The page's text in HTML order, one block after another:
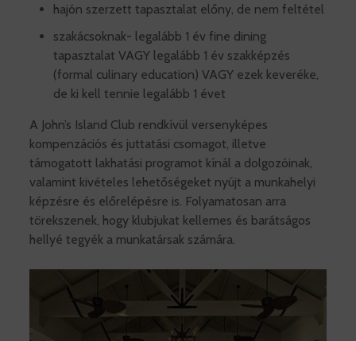
hajón szerzett tapasztalat előny, de nem feltétel
szakácsoknak- legalább 1 év fine dining
tapasztalat VAGY legalább 1 év szakképzés
(formal culinary education) VAGY ezek keveréke,
de ki kell tennie legalább 1 évet
A John’s Island Club rendkívül versenyképes
kompenzációs és juttatási csomagot, illetve
támogatott lakhatási programot kínál a dolgozóinak,
valamint kivételes lehetőségeket nyújt a munkahelyi
képzésre és előrelépésre is. Folyamatosan arra
törekszenek, hogy klubjukat kellemes és barátságos
hellyé tegyék a munkatársak számára.